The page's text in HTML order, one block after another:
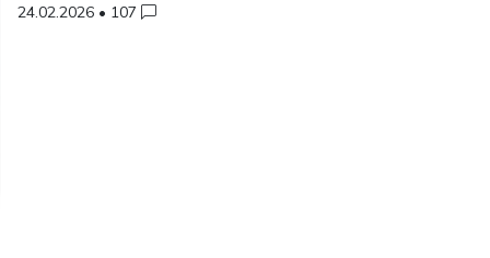
24.02.2026 • 107